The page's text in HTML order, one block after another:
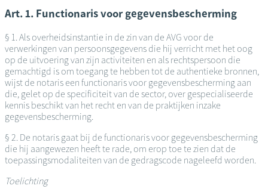
Art. 1. Functionaris voor gegevensbescherming
§ 1. Als overheidsinstantie in de zin van de AVG voor de
verwerkingen van persoonsgegevens die hij verricht met het oog
op de uitvoering van zijn activiteiten en als rechtspersoon die
gemachtigd is om toegang te hebben tot de authentieke bronnen,
wijst de notaris een functionaris voor gegevensbescherming aan
die, gelet op de specificiteit van de sector, over gespecialiseerde
kennis beschikt van het recht en van de praktijken inzake
gegevensbescherming.
§ 2. De notaris gaat bij de functionaris voor gegevensbescherming
die hij aangewezen heeft te rade, om erop toe te zien dat de
toepassingsmodaliteiten van de gedragscode nageleefd worden.
Toelichting